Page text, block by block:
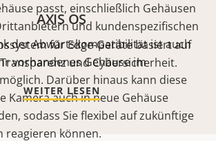
passt, einschließlich Gehäusen
und kundenspezifischen
der Abwärtskompatibilität ist auch
vorhandenes Gehäuse im
Darüber hinaus kann diese
Kamera auch in neue Gehäuse
sodass Sie flexibel auf zukünftige
reagieren können.
AXIS OS
für Edge-Geräte basiert auf
und Cybersicherheit.
WEITER LESEN